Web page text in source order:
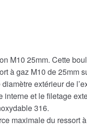
M10 25mm. Cette
à gaz M10 de 25mm
extérieur de
interne et le filetage
316.
maximale du ressort